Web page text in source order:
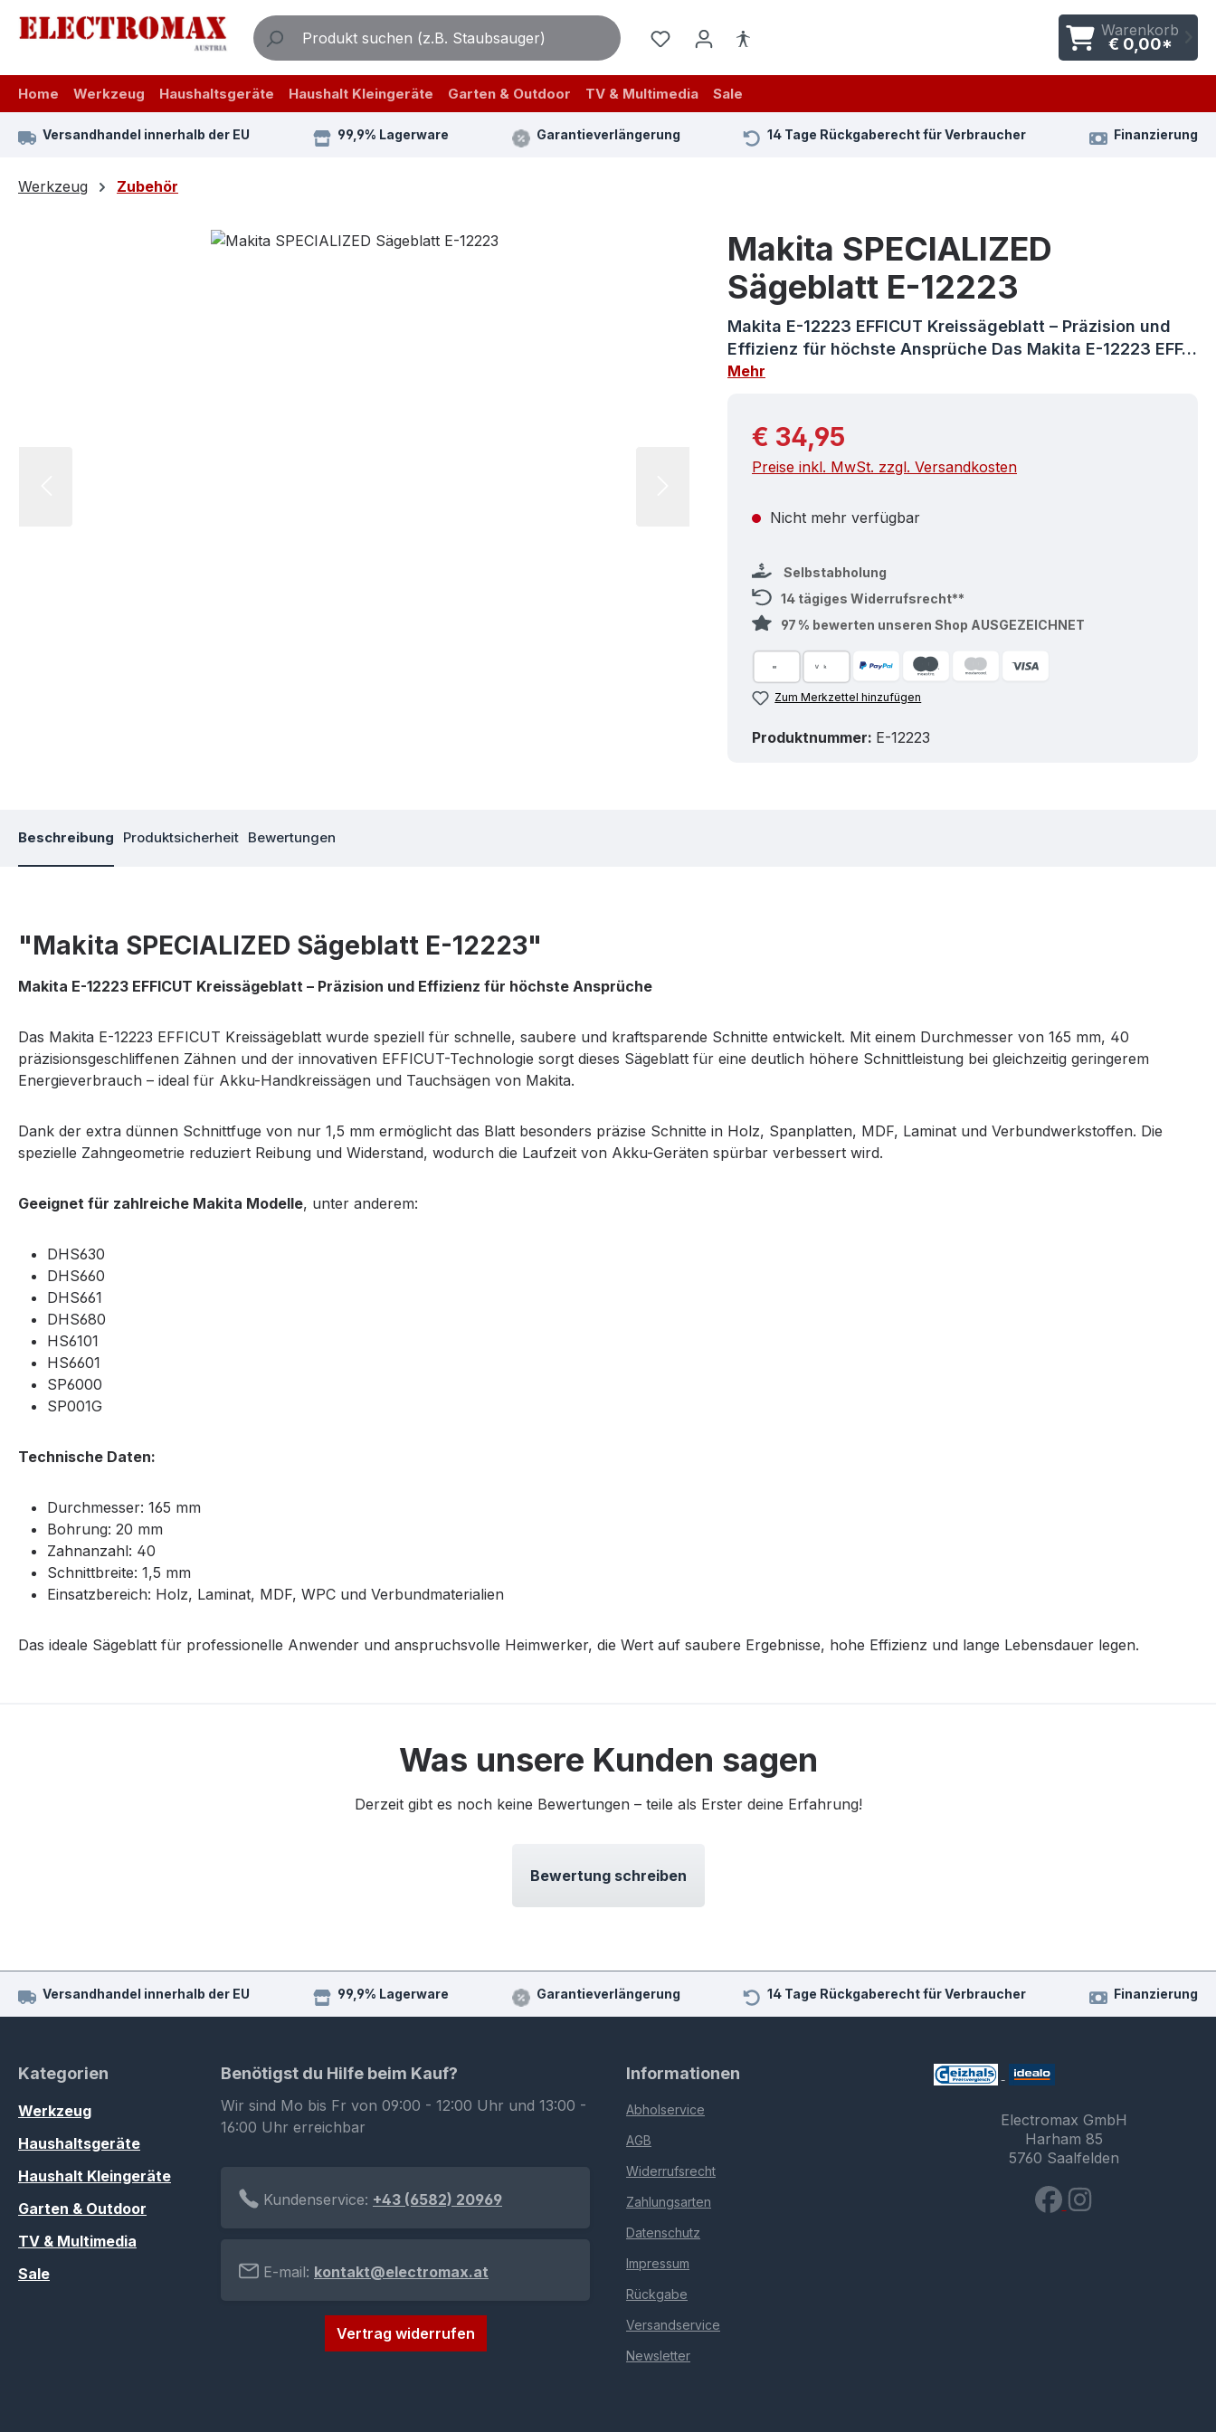
Hauptinhalt springen
Zur Suche springen
Zur Hauptnavigation springen Warenkorb
€ 0,00*
Home Werkzeug Haushaltsgeräte Haushalt Kleingeräte Garten & Outdoor TV & Multimedia Sale
Versandhandel innerhalb der EU 99,9% Lagerware Garantieverlängerung 14 Tage Rückgaberecht für Verbraucher Finanzierung
Werkzeug Zubehör
Makita SPECIALIZED
Sägeblatt E-12223
Makita E-12223 EFFICUT Kreissägeblatt – Präzision und
Effizienz für höchste Ansprüche Das Makita E-12223 EFF…
Mehr
Regulärer Preis:
€ 34,95
Preise inkl. MwSt. zzgl. Versandkosten
Nicht mehr verfügbar
Selbstabholung
14 tägiges Widerrufsrecht**
97 % bewerten unseren Shop AUSGEZEICHNET
Zum Merkzettel hinzufügen
Produktnummer: E-12223
Beschreibung Produktsicherheit Bewertungen
"Makita SPECIALIZED Sägeblatt E-12223"
Makita E-12223 EFFICUT Kreissägeblatt – Präzision und Effizienz für höchste Ansprüche
Das Makita E-12223 EFFICUT Kreissägeblatt wurde speziell für schnelle, saubere und kraftsparende Schnitte entwickelt. Mit einem Durchmesser von 165 mm, 40
präzisionsgeschliffenen Zähnen und der innovativen EFFICUT-Technologie sorgt dieses Sägeblatt für eine deutlich höhere Schnittleistung bei gleichzeitig geringerem
Energieverbrauch – ideal für Akku-Handkreissägen und Tauchsägen von Makita.
Dank der extra dünnen Schnittfuge von nur 1,5 mm ermöglicht das Blatt besonders präzise Schnitte in Holz, Spanplatten, MDF, Laminat und Verbundwerkstoffen. Die
spezielle Zahngeometrie reduziert Reibung und Widerstand, wodurch die Laufzeit von Akku-Geräten spürbar verbessert wird.
Geeignet für zahlreiche Makita Modelle, unter anderem:
DHS630
DHS660
DHS661
DHS680
HS6101
HS6601
SP6000
SP001G
Technische Daten:
Durchmesser: 165 mm
Bohrung: 20 mm
Zahnanzahl: 40
Schnittbreite: 1,5 mm
Einsatzbereich: Holz, Laminat, MDF, WPC und Verbundmaterialien
Das ideale Sägeblatt für professionelle Anwender und anspruchsvolle Heimwerker, die Wert auf saubere Ergebnisse, hohe Effizienz und lange Lebensdauer legen.
Was unsere Kunden sagen
Derzeit gibt es noch keine Bewertungen – teile als Erster deine Erfahrung!
Bewertung schreiben
Versandhandel innerhalb der EU 99,9% Lagerware Garantieverlängerung 14 Tage Rückgaberecht für Verbraucher Finanzierung
Kategorien
Werkzeug
Haushaltsgeräte
Haushalt Kleingeräte
Garten & Outdoor
TV & Multimedia
Sale
Benötigst du Hilfe beim Kauf?
Wir sind Mo bis Fr von 09:00 - 12:00 Uhr und 13:00 -
16:00 Uhr erreichbar
Kundenservice: +43 (6582) 20969
E-mail: kontakt@electromax.at
Vertrag widerrufen
Informationen
Abholservice
AGB
Widerrufsrecht
Zahlungsarten
Datenschutz
Impressum
Rückgabe
Versandservice
Newsletter
Electromax GmbH
Harham 85
5760 Saalfelden